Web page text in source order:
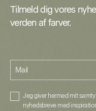
Tilmeld dig vores
verden af farver.
Mail
Jeg giver hermed mit
nyhedsbreve med